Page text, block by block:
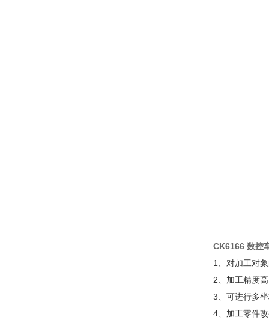
CK6166 数控
1、对加工对
2、加工精度
3、可进行多
4、加工零件